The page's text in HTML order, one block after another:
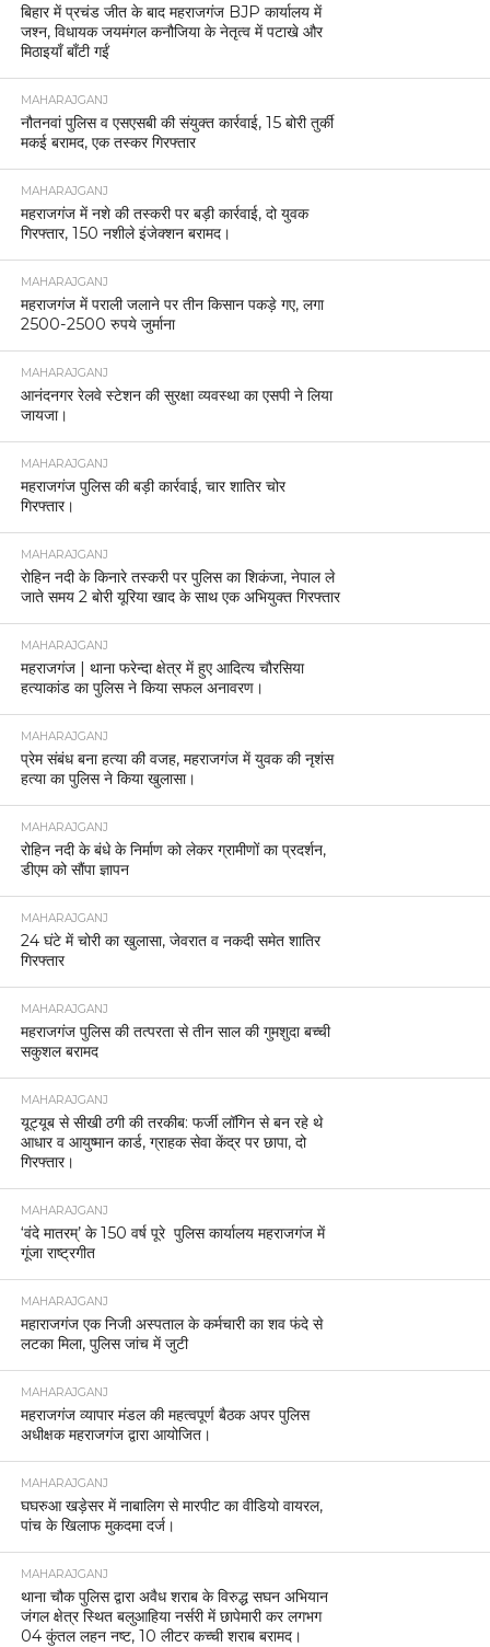
बिहार में प्रचंड जीत के बाद महराजगंज BJP कार्यालय में
जश्न, विधायक जयमंगल कनौजिया के नेतृत्व में पटाखे और
मिठाइयाँ बाँटी गईं
MAHARAJGANJ
नौतनवां पुलिस व एसएसबी की संयुक्त कार्रवाई, 15 बोरी तुर्की
मकई बरामद, एक तस्कर गिरफ्तार
MAHARAJGANJ
महराजगंज में नशे की तस्करी पर बड़ी कार्रवाई, दो युवक
गिरफ्तार, 150 नशीले इंजेक्शन बरामद।
MAHARAJGANJ
महराजगंज में पराली जलाने पर तीन किसान पकड़े गए, लगा
2500-2500 रुपये जुर्माना
MAHARAJGANJ
आनंदनगर रेलवे स्टेशन की सुरक्षा व्यवस्था का एसपी ने लिया
जायजा।
MAHARAJGANJ
महराजगंज पुलिस की बड़ी कार्रवाई, चार शातिर चोर
गिरफ्तार।
MAHARAJGANJ
रोहिन नदी के किनारे तस्करी पर पुलिस का शिकंजा, नेपाल ले
जाते समय 2 बोरी यूरिया खाद के साथ एक अभियुक्त गिरफ्तार
MAHARAJGANJ
महराजगंज | थाना फरेन्दा क्षेत्र में हुए आदित्य चौरसिया
हत्याकांड का पुलिस ने किया सफल अनावरण।
MAHARAJGANJ
प्रेम संबंध बना हत्या की वजह, महराजगंज में युवक की नृशंस
हत्या का पुलिस ने किया खुलासा।
MAHARAJGANJ
रोहिन नदी के बंधे के निर्माण को लेकर ग्रामीणों का प्रदर्शन,
डीएम को सौंपा ज्ञापन
MAHARAJGANJ
24 घंटे में चोरी का खुलासा, जेवरात व नकदी समेत शातिर
गिरफ्तार
MAHARAJGANJ
महराजगंज पुलिस की तत्परता से तीन साल की गुमशुदा बच्ची
सकुशल बरामद
MAHARAJGANJ
यूट्यूब से सीखी ठगी की तरकीब: फर्जी लॉगिन से बन रहे थे
आधार व आयुष्मान कार्ड, ग्राहक सेवा केंद्र पर छापा, दो
गिरफ्तार।
MAHARAJGANJ
‘वंदे मातरम्’ के 150 वर्ष पूरे पुलिस कार्यालय महराजगंज में
गूंजा राष्ट्रगीत
MAHARAJGANJ
महाराजगंज एक निजी अस्पताल के कर्मचारी का शव फंदे से
लटका मिला, पुलिस जांच में जुटी
MAHARAJGANJ
महराजगंज व्यापार मंडल की महत्वपूर्ण बैठक अपर पुलिस
अधीक्षक महराजगंज द्वारा आयोजित।
MAHARAJGANJ
घघरुआ खड़ेसर में नाबालिग से मारपीट का वीडियो वायरल,
पांच के खिलाफ मुकदमा दर्ज।
MAHARAJGANJ
थाना चौक पुलिस द्वारा अवैध शराब के विरुद्ध सघन अभियान
जंगल क्षेत्र स्थित बलुआहिया नर्सरी में छापेमारी कर लगभग
04 कुंतल लहन नष्ट, 10 लीटर कच्ची शराब बरामद।